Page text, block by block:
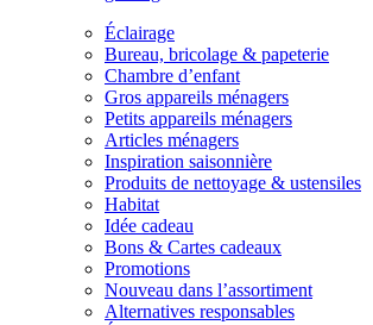
Éclairage
Bureau, bricolage & papeterie
Chambre d’enfant
Gros appareils ménagers
Petits appareils ménagers
Articles ménagers
Inspiration saisonnière
Produits de nettoyage & ustensiles
Habitat
Idée cadeau
Bons & Cartes cadeaux
Promotions
Nouveau dans l’assortiment
Alternatives responsables